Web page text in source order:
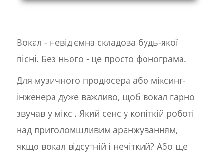
Вокал - невід'ємна складова будь-якої
пісні. Без нього - це просто фонограма.
Для музичного продюсера або міксинг-
інженера дуже важливо, щоб вокал гарно
звучав у міксі. Який сенс у копіткій роботі
над приголомшливим аранжуванням,
якщо вокал відсутній і нечіткий? Або ще